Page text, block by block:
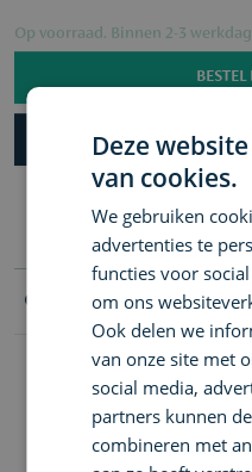
Op voorraad. Binnen 2-3
BESTEL
SNEL AFHALEN
Gratis
3 samples
Gratis
Goed om te weten
De sensualiteit van een
van granaatappelen,
met roze peper, een toets
Donker en mysterieus. Voor
verrijkt met zoete
natuurlijke verzorgende oliën
Deze
van cookies.
We gebruiken
advertenties te
functies voor
om ons
Ook delen we
van onze site met
social media,
partners kunnen
combineren met